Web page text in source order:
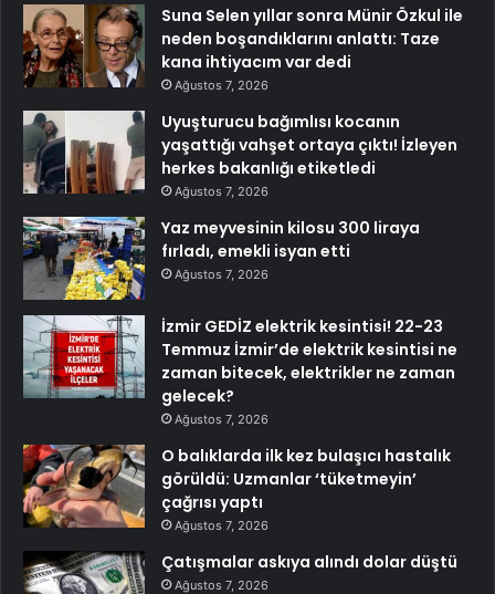
Suna Selen yıllar sonra Münir Özkul ile
neden boşandıklarını anlattı: Taze
kana ihtiyacım var dedi
Ağustos 7, 2026
Uyuşturucu bağımlısı kocanın
yaşattığı vahşet ortaya çıktı! İzleyen
herkes bakanlığı etiketledi
Ağustos 7, 2026
Yaz meyvesinin kilosu 300 liraya
fırladı, emekli isyan etti
Ağustos 7, 2026
İzmir GEDİZ elektrik kesintisi! 22-23
Temmuz İzmir’de elektrik kesintisi ne
zaman bitecek, elektrikler ne zaman
gelecek?
Ağustos 7, 2026
O balıklarda ilk kez bulaşıcı hastalık
görüldü: Uzmanlar ‘tüketmeyin’
çağrısı yaptı
Ağustos 7, 2026
Çatışmalar askıya alındı dolar düştü
Ağustos 7, 2026